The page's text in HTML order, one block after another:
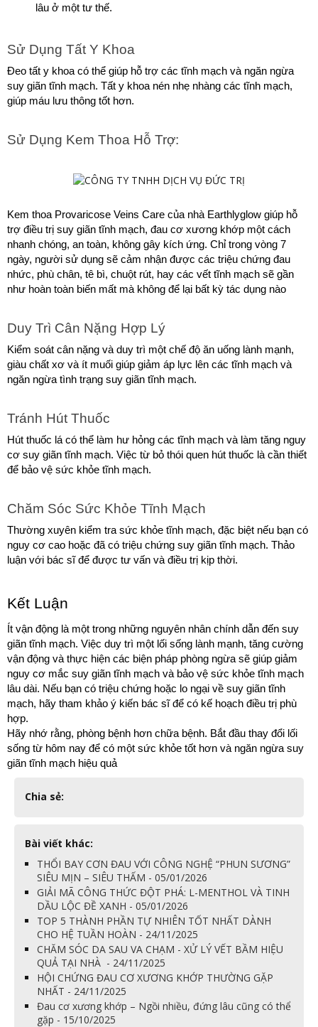
lâu ở một tư thế.
Sử Dụng Tất Y Khoa
Đeo tất y khoa có thể giúp hỗ trợ các tĩnh mạch và ngăn ngừa
suy giãn tĩnh mạch. Tất y khoa nén nhẹ nhàng các tĩnh mạch,
giúp máu lưu thông tốt hơn.
Sử Dụng Kem Thoa Hỗ Trợ:
Kem thoa Provaricose Veins Care của nhà Earthlyglow giúp hỗ
trợ điều trị suy giãn tĩnh mạch, đau cơ xương khớp một cách
nhanh chóng, an toàn, không gây kích ứng. Chỉ trong vòng 7
ngày, người sử dụng sẽ cảm nhận được các triệu chứng đau
nhức, phù chân, tê bì, chuột rút, hay các vết tĩnh mạch sẽ gần
như hoàn toàn biến mất mà không để lại bất kỳ tác dụng nào
Duy Trì Cân Nặng Hợp Lý
Kiểm soát cân nặng và duy trì một chế độ ăn uống lành mạnh,
giàu chất xơ và ít muối giúp giảm áp lực lên các tĩnh mạch và
ngăn ngừa tình trạng suy giãn tĩnh mạch.
Tránh Hút Thuốc
Hút thuốc lá có thể làm hư hỏng các tĩnh mạch và làm tăng nguy
cơ suy giãn tĩnh mạch. Việc từ bỏ thói quen hút thuốc là cần thiết
để bảo vệ sức khỏe tĩnh mạch.
Chăm Sóc Sức Khỏe Tĩnh Mạch
Thường xuyên kiểm tra sức khỏe tĩnh mạch, đặc biệt nếu bạn có
nguy cơ cao hoặc đã có triệu chứng suy giãn tĩnh mạch. Thảo
luận với bác sĩ để được tư vấn và điều trị kịp thời.
Kết Luận
Ít vận động là một trong những nguyên nhân chính dẫn đến suy
giãn tĩnh mạch. Việc duy trì một lối sống lành mạnh, tăng cường
vận động và thực hiện các biện pháp phòng ngừa sẽ giúp giảm
nguy cơ mắc suy giãn tĩnh mạch và bảo vệ sức khỏe tĩnh mạch
lâu dài. Nếu bạn có triệu chứng hoặc lo ngại về suy giãn tĩnh
mạch, hãy tham khảo ý kiến bác sĩ để có kế hoạch điều trị phù
hợp.
Hãy nhớ rằng, phòng bệnh hơn chữa bệnh. Bắt đầu thay đổi lối
sống từ hôm nay để có một sức khỏe tốt hơn và ngăn ngừa suy
giãn tĩnh mạch hiệu quả
Chia sẻ:
Bài viết khác:
THỔI BAY CƠN ĐAU VỚI CÔNG NGHỆ “PHUN SƯƠNG”
SIÊU MỊN – SIÊU THẤM - 05/01/2026
GIẢI MÃ CÔNG THỨC ĐỘT PHÁ: L-MENTHOL VÀ TINH
DẦU LỘC ĐỀ XANH - 05/01/2026
TOP 5 THÀNH PHẦN TỰ NHIÊN TỐT NHẤT DÀNH
CHO HỆ TUẦN HOÀN - 24/11/2025
CHĂM SÓC DA SAU VA CHẠM - XỬ LÝ VẾT BẦM HIỆU
QUẢ TẠI NHÀ - 24/11/2025
HỘI CHỨNG ĐAU CƠ XƯƠNG KHỚP THƯỜNG GẶP
NHẤT - 24/11/2025
Đau cơ xương khớp – Ngồi nhiều, đứng lâu cũng có thể
gặp - 15/10/2025